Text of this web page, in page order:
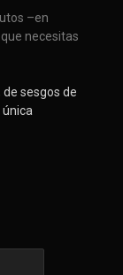
–en
necesitas
sesgos de
única